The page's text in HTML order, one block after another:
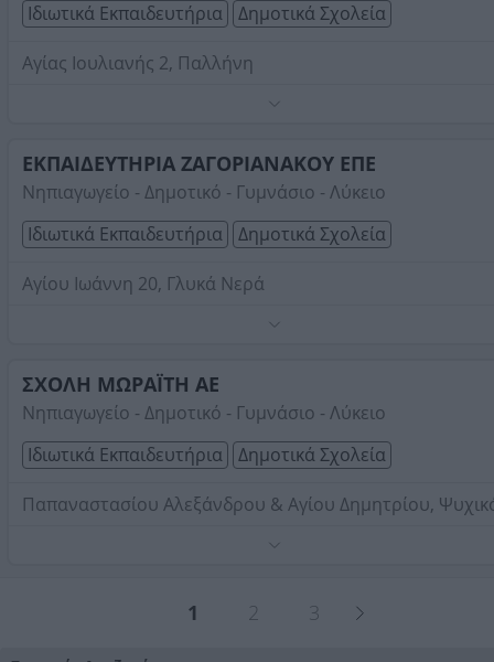
Ιδιωτικά Εκπαιδευτήρια
Δημοτικά Σχολεία
Αγίας Ιουλιανής 2, Παλλήνη
ΕΚΠΑΙΔΕΥΤΗΡΙΑ ΖΑΓΟΡΙΑΝΑΚΟΥ ΕΠΕ
Νηπιαγωγείο - Δημοτικό - Γυμνάσιο - Λύκειο
Ιδιωτικά Εκπαιδευτήρια
Δημοτικά Σχολεία
Αγίου Ιωάννη 20, Γλυκά Νερά
Στοιχεία αναζήτησης:
ΣΧΟΛΗ ΜΩΡΑΪΤΗ ΑΕ
Νηπιαγωγείο - Δημοτικό - Γυμνάσιο - Λύκειο
Ιδιωτικά Εκπαιδευτήρια
Δημοτικά Σχολεία
Παπαναστασίου Αλεξάνδρου & Αγίου Δημητρίου,
1 2 3